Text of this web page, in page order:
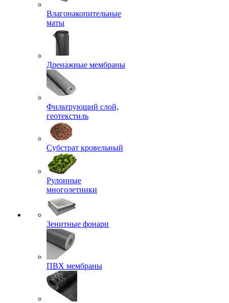
Влагонакопительные
маты
Дренажные мембраны
Фильтрующий слой,
геотекстиль
Субстрат кровельный
Рулонные
многолетники
Зенитные фонари
ПВХ мембраны